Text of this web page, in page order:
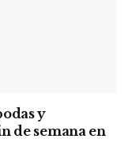
y
de semana en